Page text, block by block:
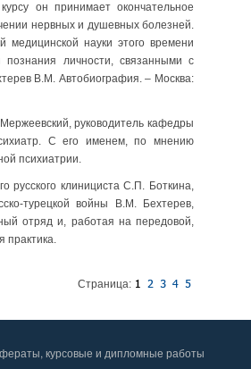
он принимает окончательное
нервных и душевных болезней.
медицинской науки этого времени
личности, связанными с
В.М. Автобиография. – Москва:
руководитель кафедры
С его именем, по мнению
психиатрии.
русского клинициста С.П. Боткина,
турецкой войны В.М. Бехтерев,
отряд и, работая на передовой,
практика.
Страница:
курсовые и дипломные работы